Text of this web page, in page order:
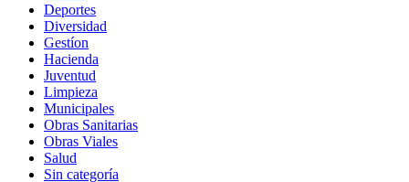
Deportes
Diversidad
Gestíon
Hacienda
Juventud
Limpieza
Municipales
Obras Sanitarias
Obras Viales
Salud
Sin categoría